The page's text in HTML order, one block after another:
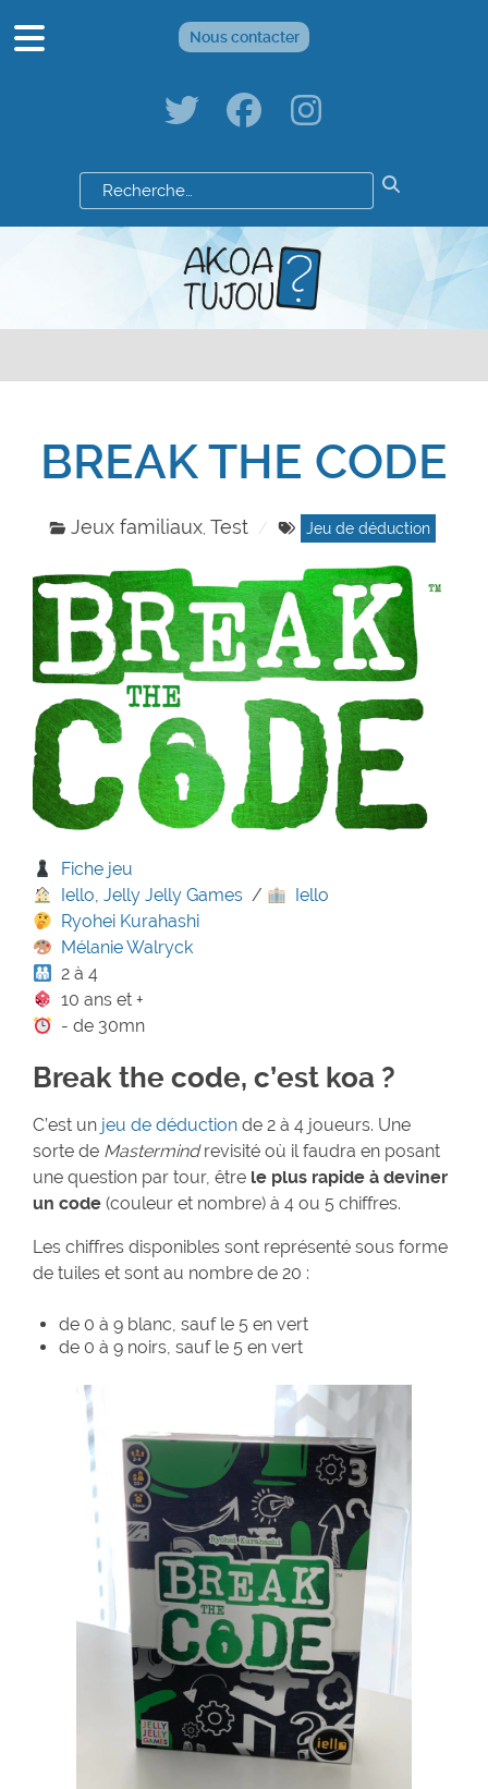
Nous contacter
Résultats
de
votre
recherche
:
BREAK THE CODE
Jeux familiaux, Test Jeu de déduction
Fiche jeu
Iello,Jelly Jelly Games /
Iello
Ryohei Kurahashi
Mélanie Walryck
2 à 4
10 ans et +
- de 30mn
Break the code, c’est koa ?
C’est un jeu de déduction de 2 à 4 joueurs. Une
sorte de Mastermindrevisité où il faudra en posant
une question par tour, être le plus rapide à deviner
un code (couleur et nombre) à 4 ou 5 chiffres.
Les chiffres disponibles sont représenté sous forme
de tuiles et sont au nombre de 20 :
de 0 à 9 blanc, sauf le 5 en vert
de 0 à 9 noirs, sauf le 5 en vert